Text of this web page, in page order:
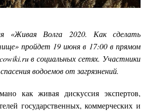
«Живая Волга 2020. Как сделать
пройдет 19 июня в 17:00 в прямом
в социальных сетях. Участники
водоемов от загрязнений.
как живая дискуссия экспертов,
государственных, коммерческих и